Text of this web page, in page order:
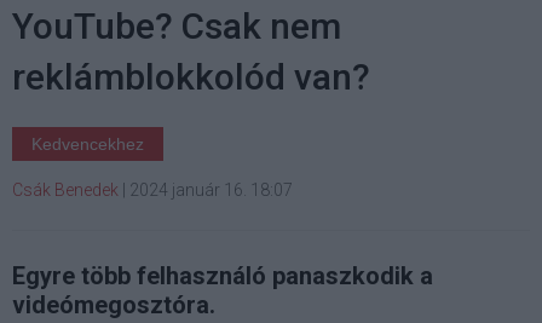
YouTube? Csak nem
reklámblokkolód van?
Kedvencekhez
Csák Benedek 2024 január 16. 18:07
Egyre több felhasználó panaszkodik a
videómegosztóra.